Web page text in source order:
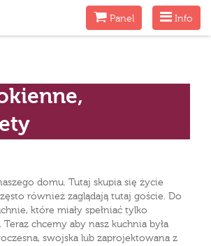
Menu
Info
MenuPanel
domu. Tutaj skupia się życie
również zaglądają tutaj goście. Do
które miały spełniać tylko
chcemy aby nasz kuchnia była
swojska lub zaprojektowana z